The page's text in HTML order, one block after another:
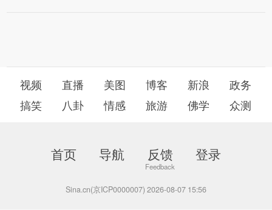
视频 直播 美图 博客 新浪
政务
搞笑
八卦 情感 旅游 佛学 众测
首页 导航 反馈 登录
Sina.cn(京ICP0000007) 2026-08-07 15:56